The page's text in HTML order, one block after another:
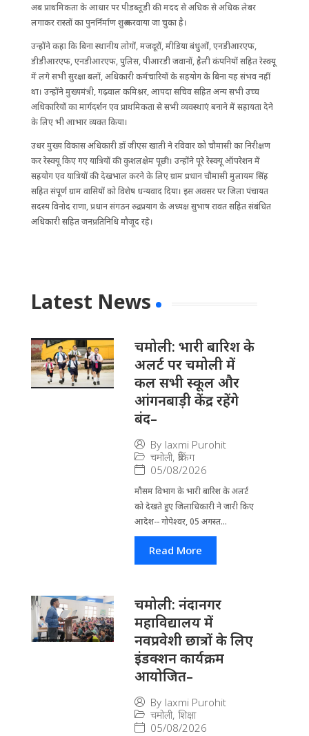
अब प्राथमिकता के आधार पर पीडब्लूडी की मदद से अधिक से अधिक लेबर
लगाकर रास्तों का पुनर्निर्माण शुरू करवाया जा चुका है।
उन्होंने कहा कि बिना स्थानीय लोगों, मजदूरों, मीडिया बंधुओं, एनडीआरएफ,
डीडीआरएफ, एनडीआरएफ, पुलिस, पीआरडी जवानों, हैली कंपनियों सहित रेस्क्यू
में लगे सभी सुरक्षा बलों, अधिकारी कर्मचारियों के सहयोग के बिना यह संभव नहीं
था। उन्होंने मुख्यमंत्री, गढ़वाल कमिश्नर, आपदा सचिव सहित अन्य सभी उच्च
अधिकारियों का मार्गदर्शन एव प्राथमिकता से सभी व्यवस्थाएं बनाने में सहायता देने
के लिए भी आभार व्यक्त किया।
उधर मुख्य विकास अधिकारी डॉ जीएस खाती ने रविवार को चौमासी का निरीक्षण
कर रेस्क्यू किए गए यात्रियों की कुशलक्षेम पूछी। उन्होंने पूरे रेस्क्यू ऑपरेशन में
सहयोग एव यात्रियों की देखभाल करने के लिए ग्राम प्रधान चौमासी मुलायम सिंह
सहित संपूर्ण ग्राम वासियों को विशेष धन्यवाद दिया। इस अवसर पर जिला पंचायत
सदस्य विनोद राणा, प्रधान संगठन रुद्रप्रयाग के अध्यक्ष सुभाष रावत सहित संबंधित
अधिकारी सहित जनप्रतिनिधि मौजूद रहे।
Latest News
चमोली: भारी बारिश के
अलर्ट पर चमोली में
कल सभी स्कूल और
आंगनबाड़ी केंद्र रहेंगे
बंद–
By laxmi Purohit
चमोली, ब्रेकिंग
05/08/2026
मौसम विभाग के भारी बारिश के अलर्ट
को देखते हुए जिला​धिकारी ने जारी किए
आदेश-- गोपेश्वर, 05 अगस्त...
Read More
चमोली: नंदानगर
महाविद्यालय में
नवप्रवेशी छात्रों के लिए
इंडक्शन कार्यक्रम
आयोजित–
By laxmi Purohit
चमोली, शिक्षा
05/08/2026